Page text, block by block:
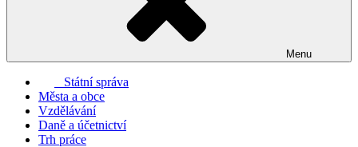
Menu
Státní správa
Města a obce
Vzdělávání
Daně a účetnictví
Trh práce